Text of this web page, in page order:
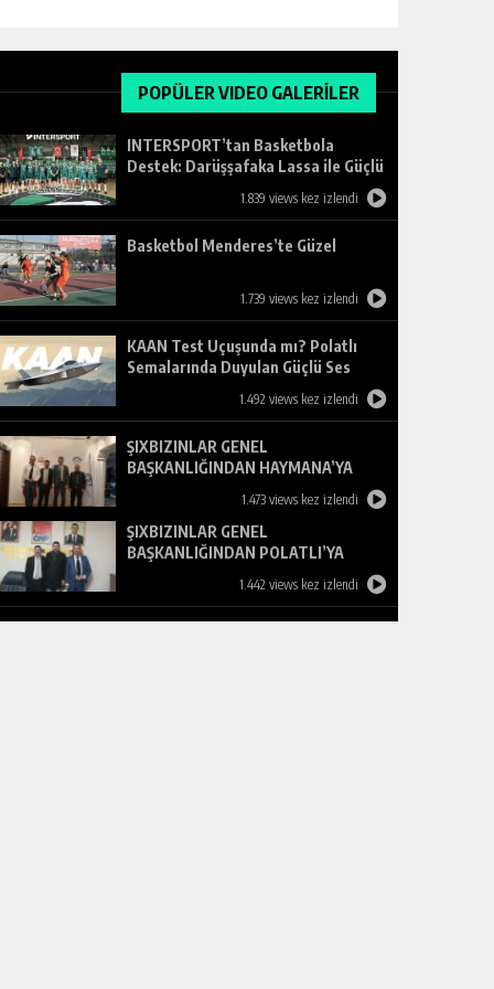
POPÜLER VIDEO GALERİLER
INTERSPORT’tan Basketbola
Destek: Darüşşafaka Lassa ile Güçlü
1.839 views kez izlendi
Basketbol Menderes’te Güzel
1.739 views kez izlendi
KAAN Test Uçuşunda mı? Polatlı
Semalarında Duyulan Güçlü Ses
1.492 views kez izlendi
ŞIXBIZINLAR GENEL
BAŞKANLIĞINDAN HAYMANA’YA
1.473 views kez izlendi
ŞIXBIZINLAR GENEL
BAŞKANLIĞINDAN POLATLI’YA
1.442 views kez izlendi